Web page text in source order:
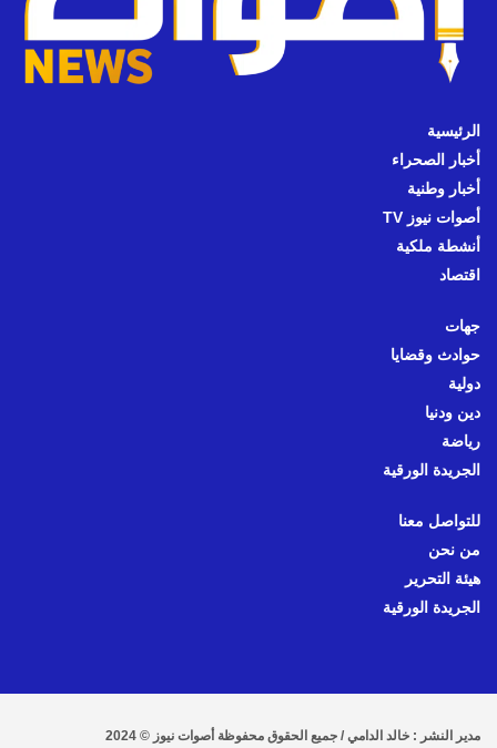
الرئيسية
أخبار الصحراء
أخبار وطنية
أصوات نيوز TV
أنشطة ملكية
اقتصاد
جهات
حوادث وقضايا
دولية
دين ودنيا
رياضة
الجريدة الورقية
للتواصل معنا
من نحن
هيئة التحرير
الجريدة الورقية
مدير النشر : خالد الدامي / جميع الحقوق محفوظة أصوات نيوز © 2024